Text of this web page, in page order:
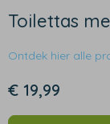
Toilettas
Ontdek hier alle
€ 19,99